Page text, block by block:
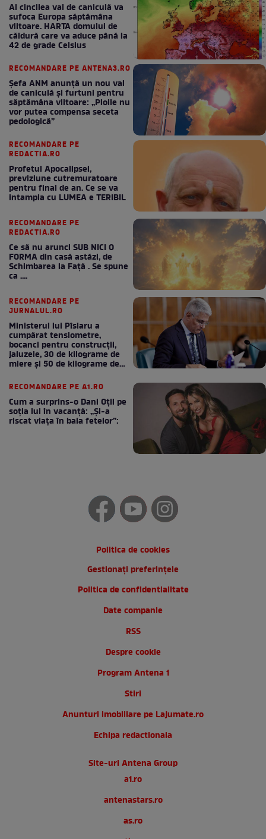
Al cincilea val de caniculă va
sufoca Europa săptămâna
viitoare. HARTA domului de
căldură care va aduce până la
42 de grade Celsius
RECOMANDARE PE ANTENA3.RO
Șefa ANM anunță un nou val
de caniculă și furtuni pentru
săptămâna viitoare: „Ploile nu
vor putea compensa seceta
pedologică”
RECOMANDARE PE
REDACTIA.RO
Profetul Apocalipsei,
previziune cutremuratoare
pentru final de an. Ce se va
intampla cu LUMEA e TERIBIL
RECOMANDARE PE
REDACTIA.RO
Ce să nu arunci SUB NICI O
FORMA din casă astăzi, de
Schimbarea la Față . Se spune
ca ....
RECOMANDARE PE
JURNALUL.RO
Ministerul lui Pîslaru a
cumpărat tensiometre,
bocanci pentru construcții,
jaluzele, 30 de kilograme de
miere și 50 de kilograme de
RECOMANDARE PE A1.RO
Cum a surprins-o Dani Oțil pe
soția lui în vacanță: „Și-a
riscat viața în baia fetelor”:
Politica de cookies
Gestionați preferințele
Politica de confidentialitate
Date companie
RSS
Despre cookie
Program Antena 1
Stiri
Anunturi imobiliare pe Lajumate.ro
Echipa redactionala
Site-uri Antena Group
a1.ro
antenastars.ro
as.ro